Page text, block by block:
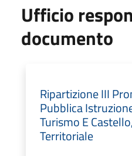
Ufficio
documento
Ripartizione III
Pubblica
Turismo E
Territoriale